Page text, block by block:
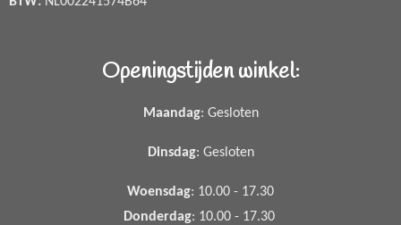
Openingstijden winkel:
Maandag: Gesloten
Dinsdag: Gesloten
Woensdag: 10.00 - 17.30
Donderdag: 10.00 - 17.30